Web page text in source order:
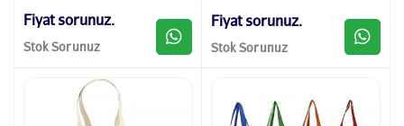
Fiyat sorunuz.
Stok Sorunuz
Fiyat sorunuz.
Stok Sorunuz